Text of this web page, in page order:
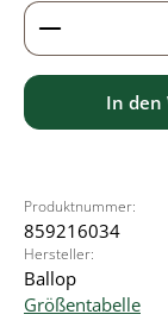
Produkt
In den
Produktnummer:
859216034
Hersteller:
Ballop
Größentabelle